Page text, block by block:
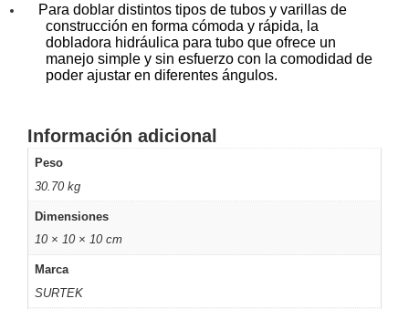
Decodificadores
de
VideoCuboDomo
/ Eyeball /
Hemisféricas Lente
Motorizado
Network
Video
-
Pinhole
-
Para doblar distintos tipos de tubos y varillas de
construcción en forma cómoda y rápida, la
dobladora hidráulica para tubo que ofrece un
manejo simple y sin esfuerzo con la comodidad de
poder ajustar en diferentes ángulos.
Información adicional
Peso
30.70 kg
Dimensiones
10 × 10 × 10 cm
Marca
SURTEK